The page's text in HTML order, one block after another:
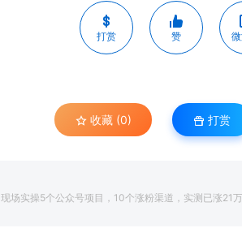
打赏 赞
收藏 (0) 打赏
现场实操5个公众号项目，10个涨粉渠道，实测已涨21万